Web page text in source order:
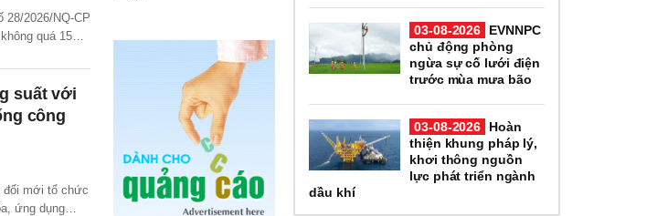
28/2026/NQ-CP
quá 15%
lượng quốc
suất với
công
đổi mới tổ chức
ứng dụng
03-08-2026
EVNNPC
chủ động phòng
ngừa sự cố lưới điện
trước mùa mưa bão
03-08-2026
Hoàn
thiện khung pháp lý,
khơi thông nguồn
lực phát triển ngành
dầu khí